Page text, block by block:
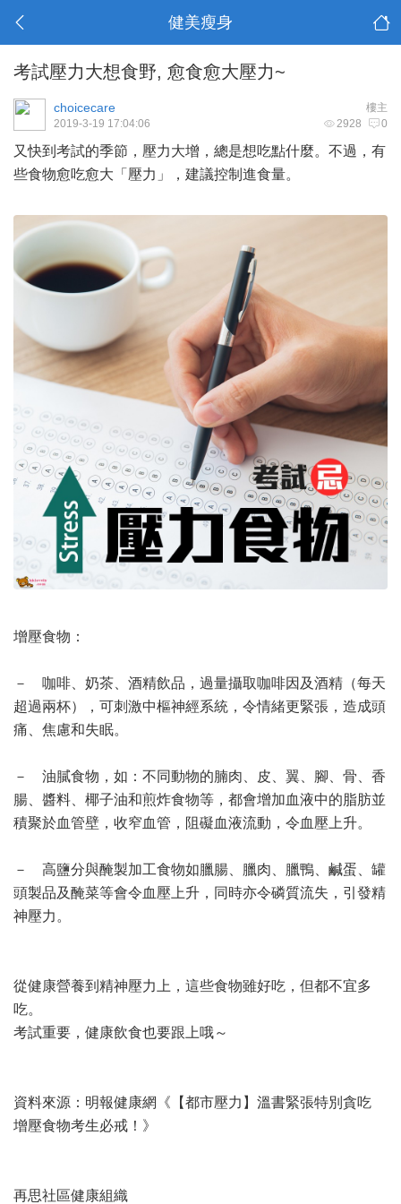
健美瘦身
考試壓力大想食野, 愈食愈大壓力~
樓主
choicecare
2928 0
2019-3-19 17:04:06
又快到考試的季節，壓力大增，總是想吃點什麼。不過，有
些食物愈吃愈大「壓力」，建議控制進食量。
增壓食物：
－ 咖啡、奶茶、酒精飲品，過量攝取咖啡因及酒精（每天
超過兩杯），可刺激中樞神經系統，令情緒更緊張，造成頭
痛、焦慮和失眠。
－ 油膩食物，如：不同動物的腩肉、皮、翼、腳、骨、香
腸、醬料、椰子油和煎炸食物等，都會增加血液中的脂肪並
積聚於血管壁，收窄血管，阻礙血液流動，令血壓上升。
－ 高鹽分與醃製加工食物如臘腸、臘肉、臘鴨、鹹蛋、罐
頭製品及醃菜等會令血壓上升，同時亦令磷質流失，引發精
神壓力。
從健康營養到精神壓力上，這些食物雖好吃，但都不宜多
吃。
考試重要，健康飲食也要跟上哦～
資料來源：明報健康網《【都市壓力】溫書緊張特別貪吃
增壓食物考生必戒！》
再思社區健康組織